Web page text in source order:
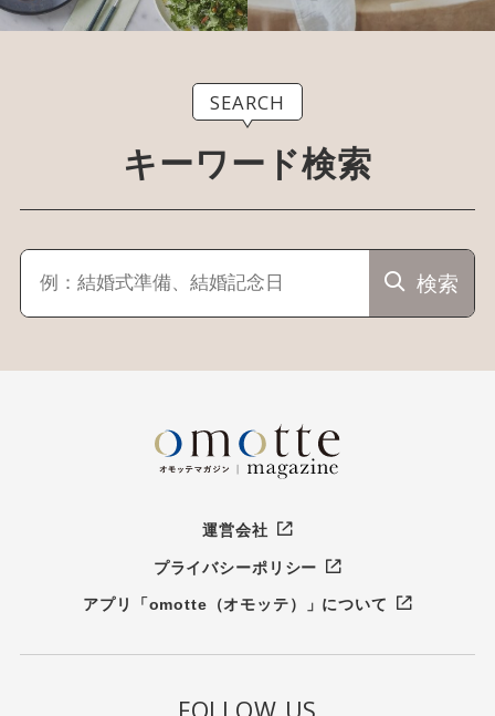
SEARCH
キーワード検索
検索
運営会社
プライバシーポリシー
アプリ「omotte（オモッテ）」について